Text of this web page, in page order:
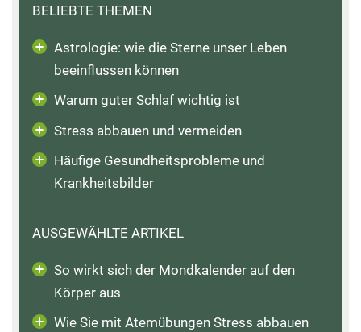
BELIEBTE THEMEN
Astrologie: wie die Sterne unser Leben
beeinflussen können
Warum guter Schlaf wichtig ist
Stress abbauen und vermeiden
Häufige Gesundheitsprobleme und
Krankheitsbilder
AUSGEWÄHLTE ARTIKEL
So wirkt sich der Mondkalender auf den
Körper aus
Wie Sie mit Atemübungen Stress abbauen